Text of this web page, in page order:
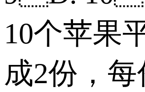
10个苹果
成2份，